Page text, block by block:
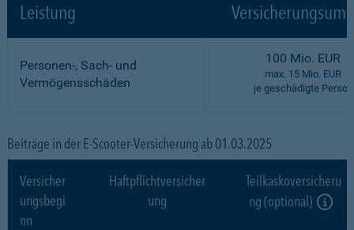
Leistung
Personen-, Sach- und
Vermögensschäden
100 Mio. EUR
max. 15 Mio. EUR
je geschädigte Person
Beiträge in der E-Scooter-Versicherung ab 01.03.2025
Versicher
ungsbegi
nn
Haftpflichtversicher
ung
Teilkaskoversicheru
ng (optional)